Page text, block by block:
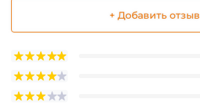
+ Добавить отзыв